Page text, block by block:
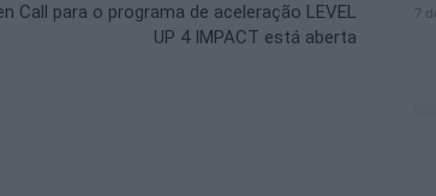
Call para o programa de aceleração LEVEL
UP 4 IMPACT está aberta
7